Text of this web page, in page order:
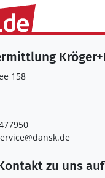
158
zu uns auf